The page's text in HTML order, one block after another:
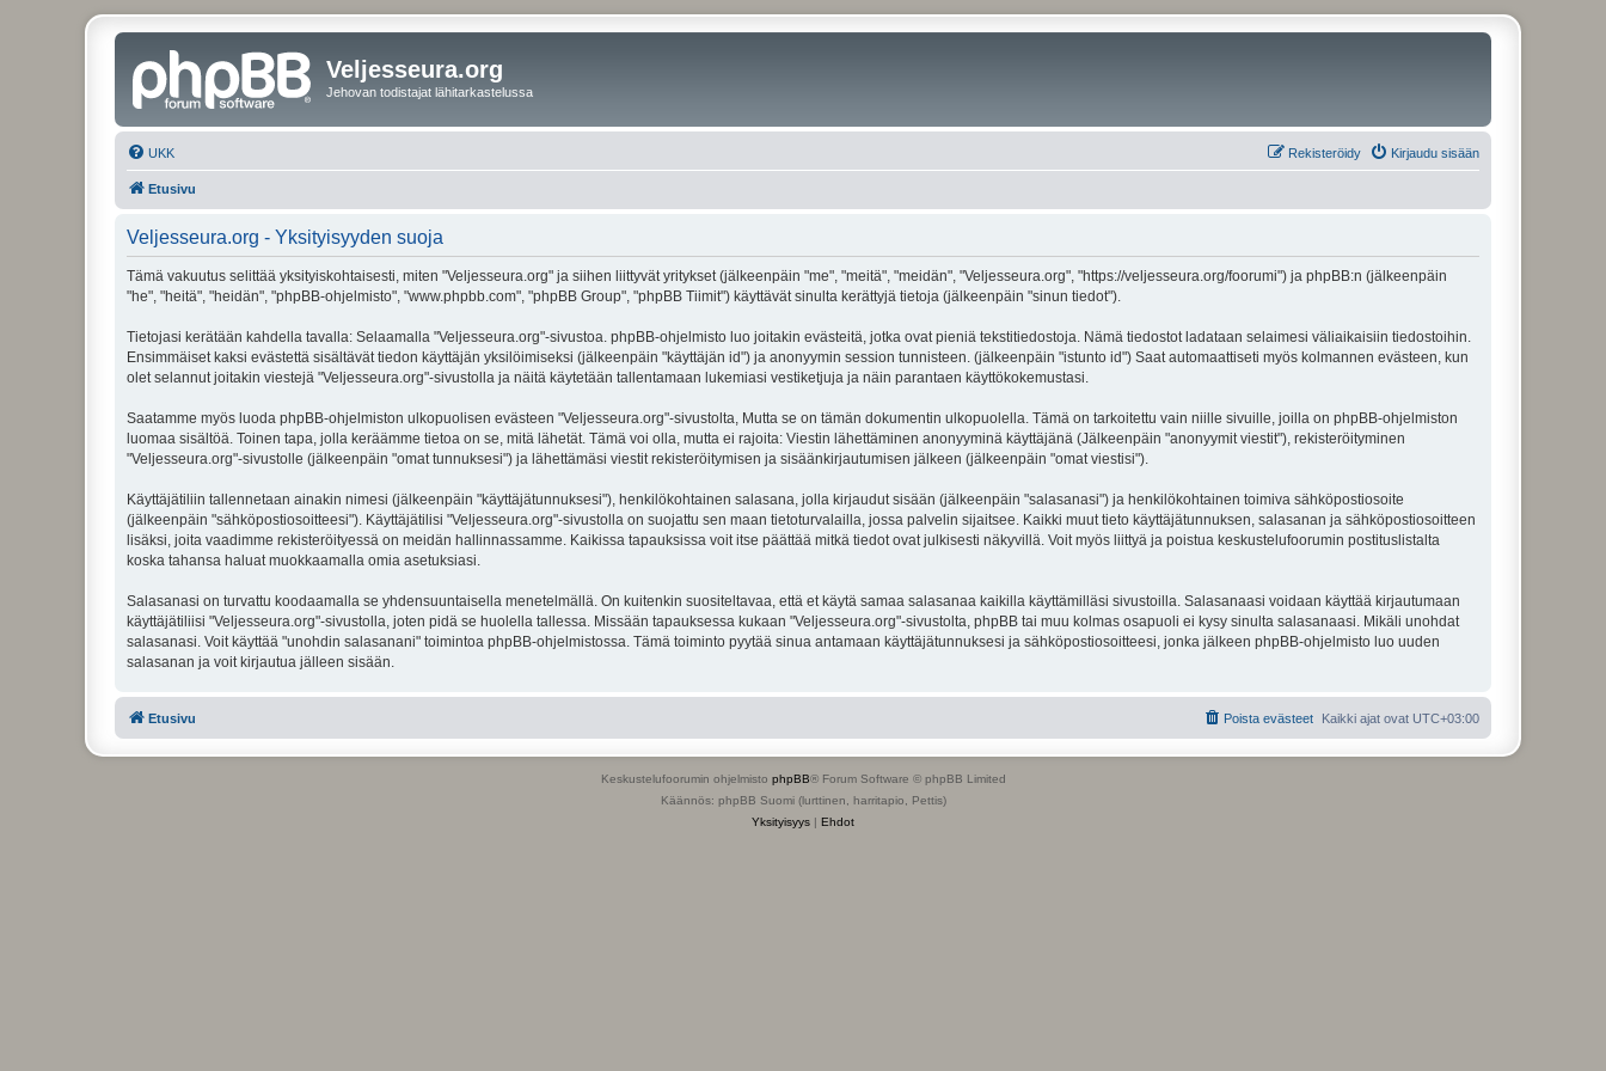
Veljesseura.org
Jehovan todistajat lähitarkastelussa
UKK Kirjaudu sisään
Rekisteröidy
Etusivu
Veljesseura.org - Yksityisyyden suoja
Tämä vakuutus selittää yksityiskohtaisesti, miten "Veljesseura.org" ja siihen liittyvät yritykset (jälkeenpäin "me", "meitä", "meidän", "Veljesseura.org", "https://veljesseura.org/foorumi") ja phpBB:n (jälkeenpäin
"he", "heitä", "heidän", "phpBB-ohjelmisto", "www.phpbb.com", "phpBB Group", "phpBB Tiimit") käyttävät sinulta kerättyjä tietoja (jälkeenpäin "sinun tiedot").
Tietojasi kerätään kahdella tavalla: Selaamalla "Veljesseura.org"-sivustoa. phpBB-ohjelmisto luo joitakin evästeitä, jotka ovat pieniä tekstitiedostoja. Nämä tiedostot ladataan selaimesi väliaikaisiin tiedostoihin.
Ensimmäiset kaksi evästettä sisältävät tiedon käyttäjän yksilöimiseksi (jälkeenpäin "käyttäjän id") ja anonyymin session tunnisteen. (jälkeenpäin "istunto id") Saat automaattiseti myös kolmannen evästeen, kun
olet selannut joitakin viestejä "Veljesseura.org"-sivustolla ja näitä käytetään tallentamaan lukemiasi vestiketjuja ja näin parantaen käyttökokemustasi.
Saatamme myös luoda phpBB-ohjelmiston ulkopuolisen evästeen "Veljesseura.org"-sivustolta, Mutta se on tämän dokumentin ulkopuolella. Tämä on tarkoitettu vain niille sivuille, joilla on phpBB-ohjelmiston
luomaa sisältöä. Toinen tapa, jolla keräämme tietoa on se, mitä lähetät. Tämä voi olla, mutta ei rajoita: Viestin lähettäminen anonyyminä käyttäjänä (Jälkeenpäin "anonyymit viestit"), rekisteröityminen
"Veljesseura.org"-sivustolle (jälkeenpäin "omat tunnuksesi") ja lähettämäsi viestit rekisteröitymisen ja sisäänkirjautumisen jälkeen (jälkeenpäin "omat viestisi").
Käyttäjätiliin tallennetaan ainakin nimesi (jälkeenpäin "käyttäjätunnuksesi"), henkilökohtainen salasana, jolla kirjaudut sisään (jälkeenpäin "salasanasi") ja henkilökohtainen toimiva sähköpostiosoite
(jälkeenpäin "sähköpostiosoitteesi"). Käyttäjätilisi "Veljesseura.org"-sivustolla on suojattu sen maan tietoturvalailla, jossa palvelin sijaitsee. Kaikki muut tieto käyttäjätunnuksen, salasanan ja sähköpostiosoitteen
lisäksi, joita vaadimme rekisteröityessä on meidän hallinnassamme. Kaikissa tapauksissa voit itse päättää mitkä tiedot ovat julkisesti näkyvillä. Voit myös liittyä ja poistua keskustelufoorumin postituslistalta
koska tahansa haluat muokkaamalla omia asetuksiasi.
Salasanasi on turvattu koodaamalla se yhdensuuntaisella menetelmällä. On kuitenkin suositeltavaa, että et käytä samaa salasanaa kaikilla käyttämilläsi sivustoilla. Salasanaasi voidaan käyttää kirjautumaan
käyttäjätiliisi "Veljesseura.org"-sivustolla, joten pidä se huolella tallessa. Missään tapauksessa kukaan "Veljesseura.org"-sivustolta, phpBB tai muu kolmas osapuoli ei kysy sinulta salasanaasi. Mikäli unohdat
salasanasi. Voit käyttää "unohdin salasanani" toimintoa phpBB-ohjelmistossa. Tämä toiminto pyytää sinua antamaan käyttäjätunnuksesi ja sähköpostiosoitteesi, jonka jälkeen phpBB-ohjelmisto luo uuden
salasanan ja voit kirjautua jälleen sisään.
Etusivu Kaikki ajat ovat UTC+03:00
Poista evästeet
Keskustelufoorumin ohjelmisto phpBB® Forum Software © phpBB Limited
Käännös: phpBB Suomi (lurttinen, harritapio, Pettis)
Yksityisyys | Ehdot